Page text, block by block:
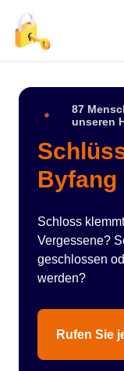
87
unseren
Byfang
Schloss
Vergessene?
geschlossen
werden?
Rufen Sie